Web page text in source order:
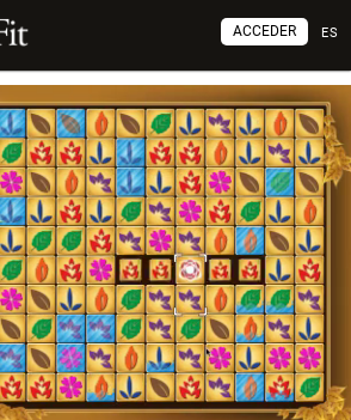
ES
ACCEDER